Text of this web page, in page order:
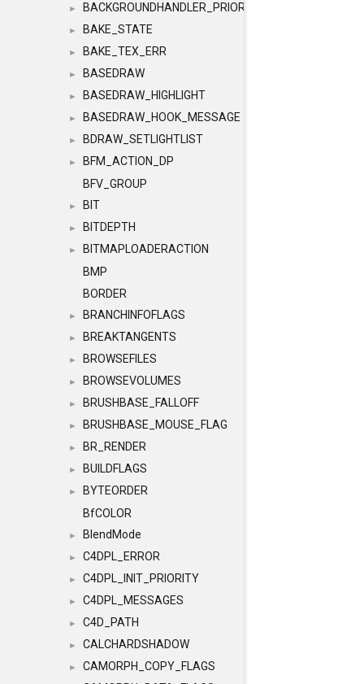
► BACKGROUNDHANDLER_PRIORITY
► BAKE_STATE
► BAKE_TEX_ERR
► BASEDRAW
► BASEDRAW_HIGHLIGHT
► BASEDRAW_HOOK_MESSAGE
► BDRAW_SETLIGHTLIST
►
BFM_ACTION_DP
BFV_GROUP
► BIT
► BITDEPTH
►
BITMAPLOADERACTION
BMP
BORDER
► BRANCHINFOFLAGS
► BREAKTANGENTS
► BROWSEFILES
► BROWSEVOLUMES
► BRUSHBASE_FALLOFF
► BRUSHBASE_MOUSE_FLAG
► BR_RENDER
► BUILDFLAGS
►
BYTEORDER
BfCOLOR
► BlendMode
► C4DPL_ERROR
► C4DPL_INIT_PRIORITY
► C4DPL_MESSAGES
► C4D_PATH
► CALCHARDSHADOW
►
CAMORPH_COPY_FLAGS